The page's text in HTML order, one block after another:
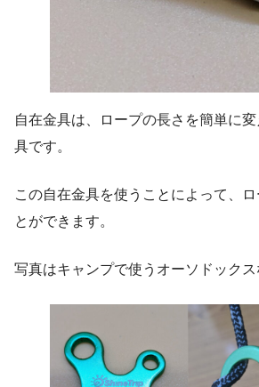
自在金具は、ロープの長さを簡単に
具です。
この自在金具を使うことによって、
とができます。
写真はキャンプで使うオーソドックス